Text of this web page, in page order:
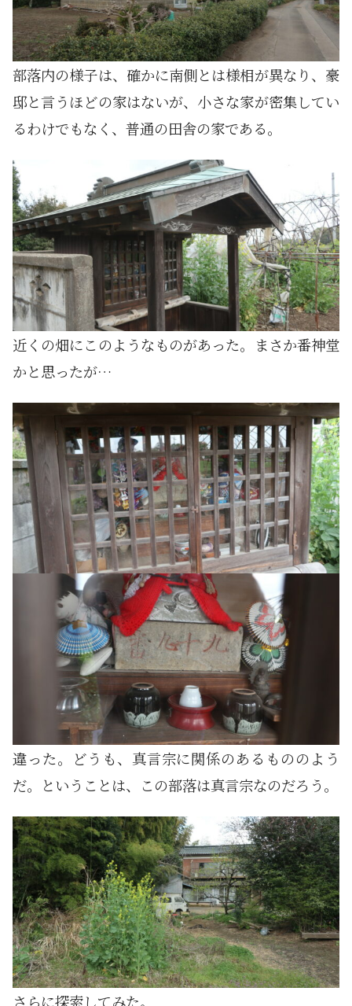
部落内の様子は、確かに南側とは様相が異なり、豪
邸と言うほどの家はないが、小さな家が密集してい
るわけでもなく、普通の田舎の家である。
近くの畑にこのようなものがあった。まさか番神堂
かと思ったが…
違った。どうも、真言宗に関係のあるもののよう
だ。ということは、この部落は真言宗なのだろう。
さらに探索してみた。